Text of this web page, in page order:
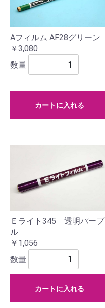
Aフィルム AF28グリーン
￥3,080
数量
カートに入れる
Ｅライト345 透明パープ
ル
￥1,056
数量
カートに入れる